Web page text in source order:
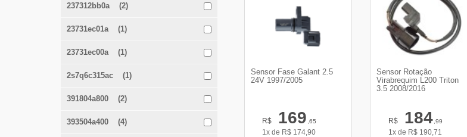
237312bb0a (2)
23731ec01a (1)
23731ec00a (1)
2s7q6c315ac (1)
391804a800 (2)
393504a400 (4)
Sensor Fase Galant 2.5
24V 1997/2005
R$ 169,65
1x de R$ 174,90
Sensor Rotação
Virabrequim L200 Triton
3.5 2008/2016
R$ 184,99
1x de R$ 190,71